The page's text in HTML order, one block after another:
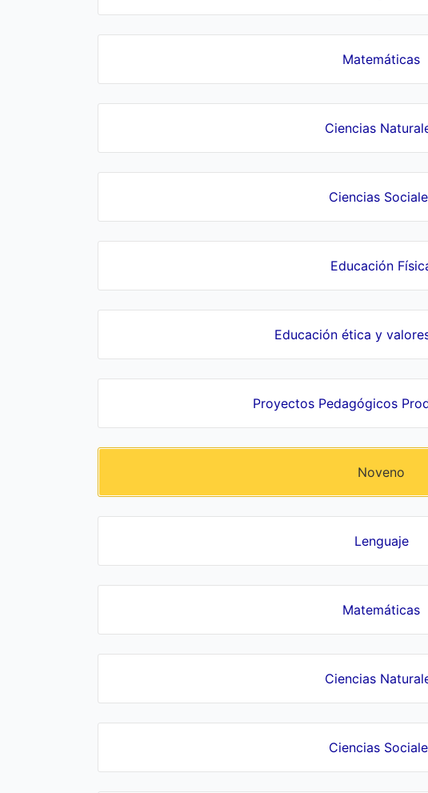
Matemáticas
Ciencias
Ciencias
Educación
Educación ética y
Proyectos Pedagógicos
Noveno
Lenguaje
Matemáticas
Ciencias
Ciencias